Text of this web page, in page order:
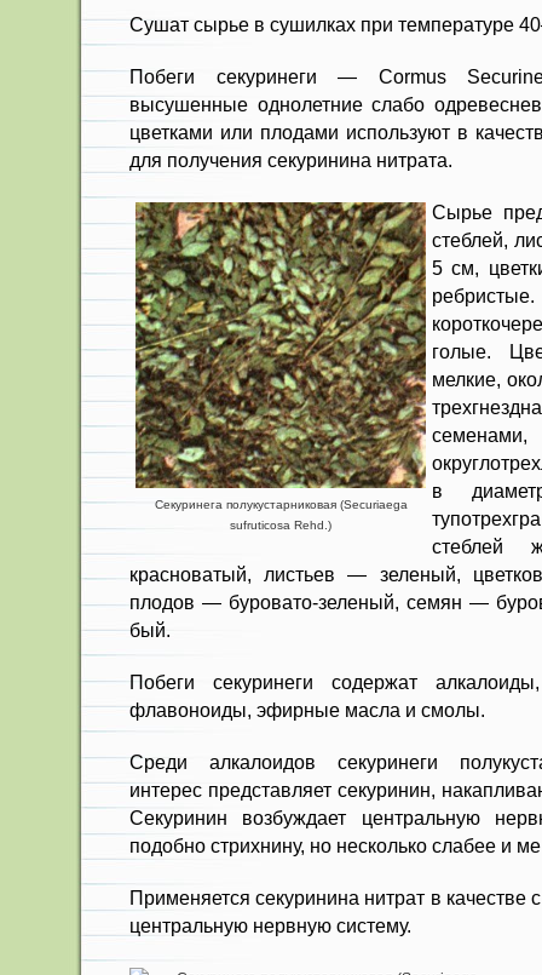
Сушат сырье в сушилках при темпе­ратуре
Побеги секуринеги — Cormus
высушенные одно­летние слабо
цветками или плодами ис­пользуют в
для получения секуринина ни­трата.
Секуринега полукустарниковая (Securiaega
sufruticosa Rehd.)
Сырье
стеблей,
5 см,
голые.
мелкие,
семенами,
в
стеблей
красноватый, листь­ев — зеленый,
плодов — буровато-зеленый, семян —
бый.
Побеги секуринеги содержат
флавоноиды, эфирные масла и смолы.
Среди алкалоидов секуринеги
интерес представляет секуринин,
Секуринин возбуждает центральную
подобно стрихнину, но несколько слабее и
Применяется секуринина нитрат в качестве
центральную нервную систему.